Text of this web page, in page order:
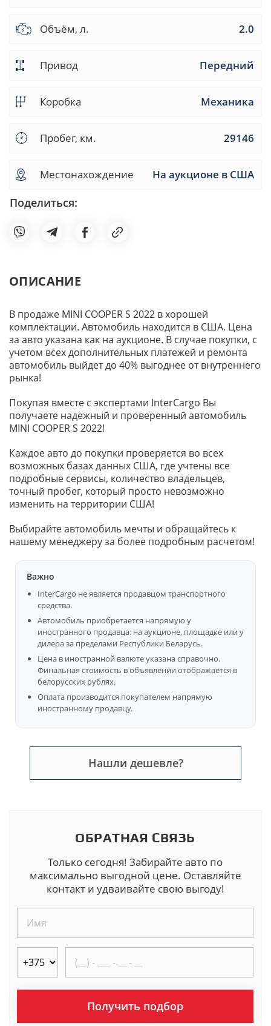
Объём, л. 2.0
Привод Передний
Коробка Механика
Пробег, км. 29146
Местонахождение На аукционе в США
Поделиться:
ОПИСАНИЕ
В продаже MINI COOPER S 2022 в хорошей
комплектации. Автомобиль находится в США. Цена
за авто указана как на аукционе. В случае покупки, с
учетом всех дополнительных платежей и ремонта
автомобиль выйдет до 40% выгоднее от внутреннего
рынка!
Покупая вместе с экспертами InterCargo Вы
получаете надежный и проверенный автомобиль
MINI COOPER S 2022!
Каждое авто до покупки проверяется во всех
возможных базах данных США, где учтены все
подробные сервисы, количество владельцев,
точный пробег, который просто невозможно
изменить на территории США!
Выбирайте автомобиль мечты и обращайтесь к
нашему менеджеру за более подробным расчетом!
Важно
InterCargo не является продавцом транспортного
средства.
Автомобиль приобретается напрямую у
иностранного продавца: на аукционе, площадке или у
дилера за пределами Республики Беларусь.
Цена в иностранной валюте указана справочно.
Финальная стоимость в объявлении отображается в
белорусских рублях.
Оплата производится покупателем напрямую
иностранному продавцу.
Нашли дешевле?
ОБРАТНАЯ СВЯЗЬ
Только сегодня! Забирайте авто по
максимально выгодной цене. Оставляйте
контакт и удваивайте свою выгоду!
Получить подбор